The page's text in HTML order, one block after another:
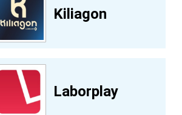
Kiliagon
Laborplay